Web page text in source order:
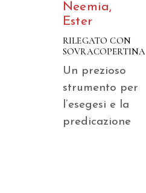
Neemia,
Ester
RILEGATO CON
SOVRACOPERTINA
Un prezioso
strumento per
l’esegesi e la
predicazione